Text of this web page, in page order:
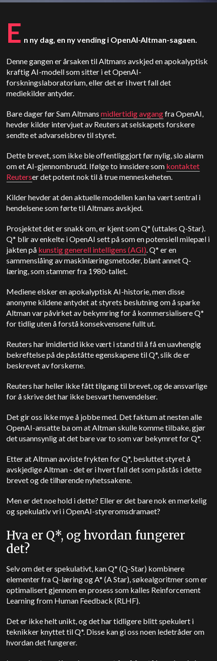
E n ny dag, en ny vending i OpenAI-Altman-sagaen.
Denne gangen er årsaken til Altmans avskjed en apokalyptisk
kraftig AI-modell som sitter i et OpenAI-
forskningslaboratorium, eller det er i hvert fall det
mediekilder antyder.
Bare dager før Sam Altmansmidlertidig avgangfra OpenAI,
hevder kilder intervjuet av Reuters at selskapets forskere
sendte et advarselsbrev til styret.
Dette brevet, som ikke ble offentliggjort før nylig, slo alarm
om et AI-gjennombrudd. Ifølge to innsidere som kontaktet
Reuterser det potent nok til å true menneskeheten.
Kilder hevder at den aktuelle modellen kan ha vært sentral i
hendelsene som førte til Altmans avskjed.
Prosjektet det er snakk om, er kjent som Q* (uttales Q-Star).
Q* blir av enkelte i OpenAI sett på som en potensiell milepæl i
jakten på kunstig generell intelligens (AGI). Q* er en
sammenslåing av maskinlæringsmetoder, blant annet Q-
læring, som stammer fra 1980-tallet.
Mediene elsker en apokalyptisk AI-historie, men disse
anonyme kildene antydet at styrets beslutning om å sparke
Altman var påvirket av bekymring for å kommersialisere Q*
for tidlig uten å forstå konsekvensene fullt ut.
Reuters har imidlertid ikke vært i stand til å få en uavhengig
bekreftelse på de påståtte egenskapene til Q*, slik de er
beskrevet av forskerne.
Reuters har heller ikke fått tilgang til brevet, og de ansvarlige
for å skrive det har ikke besvart henvendelser.
Det gir oss ikke mye å jobbe med. Det faktum at nesten alle
OpenAI-ansatte ba om at Altman skulle komme tilbake, gjør
det usannsynlig at det bare var to som var bekymret for Q*.
Etter at Altman avviste frykten for Q*, besluttet styret å
avskjedige Altman - det er i hvert fall det som påstås i dette
brevet og de tilhørende nyhetssakene.
Men er det noe hold i dette? Eller er det bare nok en merkelig
og spekulativ vri i OpenAI-styreromsdramaet?
Hva er Q*, og hvordan fungerer
det?
Selv om det er spekulativt, kan Q* (Q-Star) kombinere
elementer fra Q-læring og A* (A Star), søkealgoritmer som er
optimalisert gjennom en prosess som kalles Reinforcement
Learning from Human Feedback (RLHF).
Det er ikke helt unikt, og det har tidligere blitt spekulert i
teknikker knyttet til Q*. Disse kan gi oss noen ledetråder om
hvordan det fungerer.